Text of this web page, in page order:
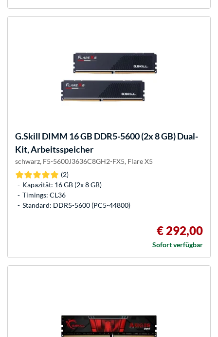
G.Skill DIMM 16 GB DDR5-5600 (2x 8 GB) Dual-
Kit, Arbeitsspeicher
schwarz, F5-5600J3636C8GH2-FX5, Flare X5
(2)
Kapazität: 16 GB (2x 8 GB)
Timings: CL36
Standard: DDR5-5600 (PC5-44800)
€ 292,00
Sofort verfügbar